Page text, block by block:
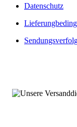
Von diesen
Über 100.000
Datenschutz